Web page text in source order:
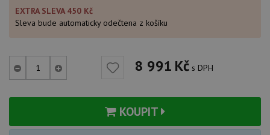
EXTRA SLEVA 450 Kč
Sleva bude automaticky odečtena z košíku
8 991 Kč s DPH
KOUPIT